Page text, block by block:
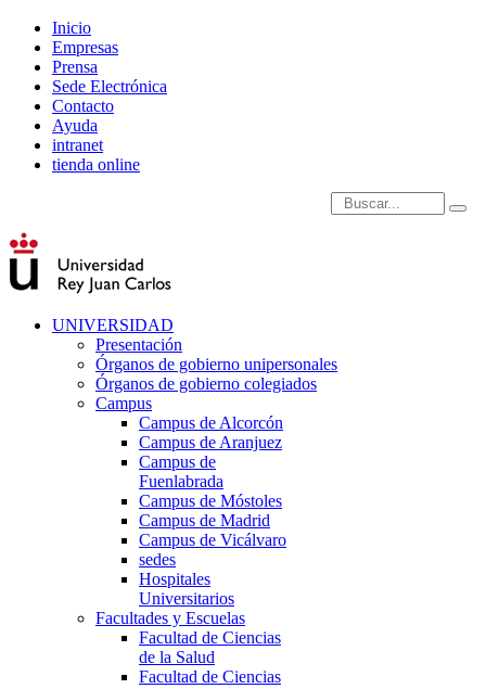
Inicio
Empresas
Prensa
Sede Electrónica
Contacto
Ayuda
intranet
tienda online
Introduce términos de
UNIVERSIDAD
Presentación
Órganos de gobierno unipersonales
Órganos de gobierno colegiados
Campus
Campus de Alcorcón
Campus de Aranjuez
Campus de
Fuenlabrada
Campus de Móstoles
Campus de Madrid
Campus de Vicálvaro
sedes
Hospitales
Universitarios
Facultades y Escuelas
Facultad de Ciencias
de la Salud
Facultad de Ciencias